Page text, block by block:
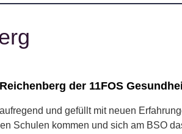
der 11FOS
und gefüllt mit neuen
Schulen kommen und sich am BSO